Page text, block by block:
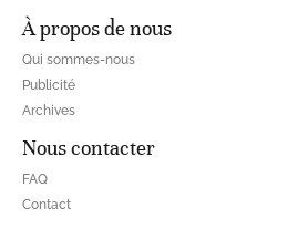
À propos de nous
Qui sommes-nous
Publicité
Archives
Nous contacter
FAQ
Contact